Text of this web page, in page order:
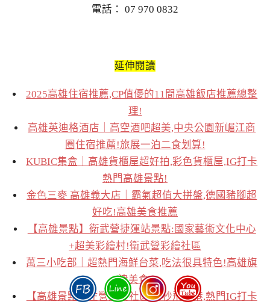
電話： 07 970 0832
延伸閱讀
2025高雄住宿推薦,CP值優的11間高雄飯店推薦總整
理!
高雄英迪格酒店｜高空酒吧超美,中央公園新崛江商
圈住宿推薦!旅展一泊二食划算!
KUBIC集盒｜高雄貨櫃屋超好拍,彩色貨櫃屋,IG打卡
熱門高雄景點!
金色三麥 高雄義大店｜霸氣超值大拼盤,德國豬腳超
好吃!高雄美食推薦
【高雄景點】衛武營捷運站景點:國家藝術文化中心
+超美彩繪村!衛武營彩繪社區
萬三小吃部｜超熱門海鮮台菜,吃法很具特色!高雄旗
津美食!
【高雄景點】左營果貿社區,一秒飛香港,熱門IG打卡